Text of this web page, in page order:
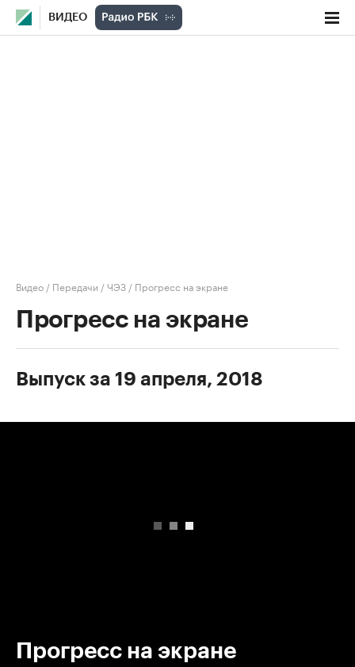
ВИДЕО
Видео / Передачи /ЧЭЗ / Прогресс на экране
Прогресс на экране
Выпуск за 19 апреля, 2018
Прогресс на экране